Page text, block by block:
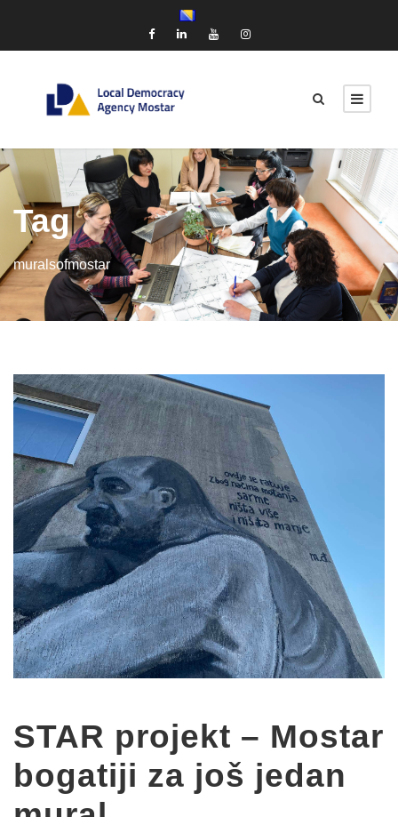
Tag
muralsofmostar
STAR projekt – Mostar
bogatiji za još jedan